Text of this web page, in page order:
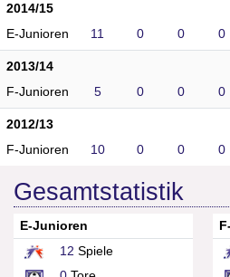
2014/15
E-Junioren
11 0 0 0
2013/14
F-Junioren
5 0 0 0
2012/13
F-Junioren
10 0 0 0
Gesamtstatistik
E-Junioren
12 Spiele